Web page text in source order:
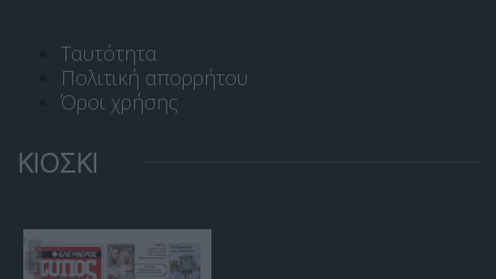
Ταυτότητα
Πολιτική απορρήτου
Όροι χρήσης
ΚΙΟΣΚΙ